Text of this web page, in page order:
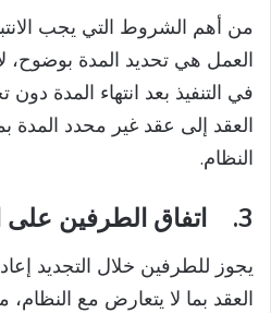
من أهم الشروط التي يجب
العمل هي تحديد المدة بوضوح،
في التنفيذ بعد انتهاء المدة
النظام.
3. اتفاق الطرفين
يجوز للطرفين خلال التجديد
العقد بما لا يتعارض مع النظام،